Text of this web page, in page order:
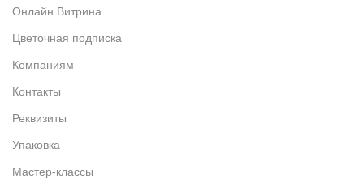
Онлайн Витрина
Цветочная подписка
Компаниям
Контакты
Реквизиты
Упаковка
Мастер-классы